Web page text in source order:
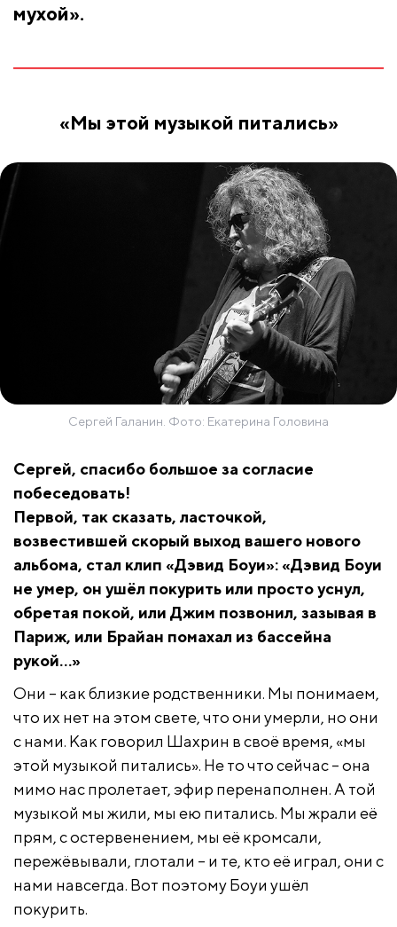
мухой».
«Мы этой музыкой питались»
Сергей Галанин. Фото: Екатерина Головина
Сергей, спасибо большое за согласие
побеседовать!
Первой, так сказать, ласточкой,
возвестившей скорый выход вашего нового
альбома, стал клип «Дэвид Боуи»: «Дэвид Боуи
не умер, он ушёл покурить или просто уснул,
обретая покой, или Джим позвонил, зазывая в
Париж, или Брайан помахал из бассейна
рукой…»
Они – как близкие родственники. Мы понимаем,
что их нет на этом свете, что они умерли, но они
с нами. Как говорил Шахрин в своё время, «мы
этой музыкой питались». Не то что сейчас – она
мимо нас пролетает, эфир перенаполнен. А той
музыкой мы жили, мы ею питались. Мы жрали её
прям, с остервенением, мы её кромсали,
пережёвывали, глотали – и те, кто её играл, они с
нами навсегда. Вот поэтому Боуи ушёл
покурить.